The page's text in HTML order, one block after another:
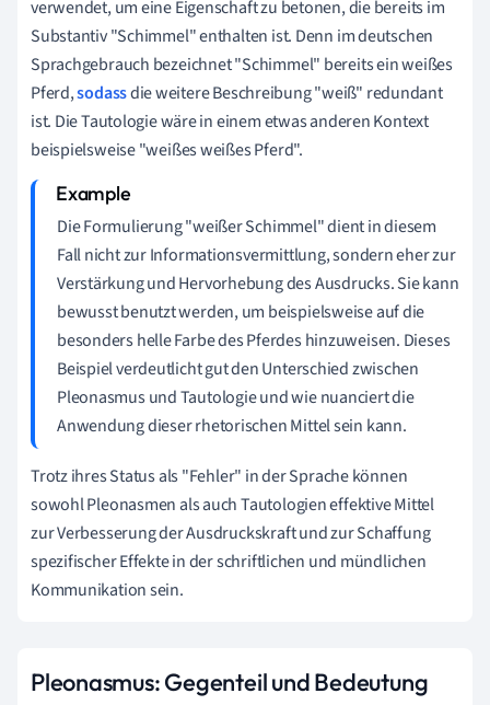
verwendet, um eine Eigenschaft zu betonen, die bereits im
Substantiv "Schimmel" enthalten ist. Denn im deutschen
Sprachgebrauch bezeichnet "Schimmel" bereits ein weißes
Pferd,sodassdie weitere Beschreibung "weiß" redundant
ist. Die Tautologie wäre in einem etwas anderen Kontext
beispielsweise "weißes weißes Pferd".
Die Formulierung "weißer Schimmel" dient in diesem
Fall nicht zur Informationsvermittlung, sondern eher zur
Verstärkung und Hervorhebung des Ausdrucks. Sie kann
bewusst benutzt werden, um beispielsweise auf die
besonders helle Farbe des Pferdes hinzuweisen. Dieses
Beispiel verdeutlicht gut den Unterschied zwischen
Pleonasmus und Tautologie und wie nuanciert die
Anwendung dieser rhetorischen Mittel sein kann.
Trotz ihres Status als "Fehler" in der Sprache können
sowohl Pleonasmen als auch Tautologien effektive Mittel
zur Verbesserung der Ausdruckskraft und zur Schaffung
spezifischer Effekte in der schriftlichen und mündlichen
Kommunikation sein.
Pleonasmus: Gegenteil und Bedeutung